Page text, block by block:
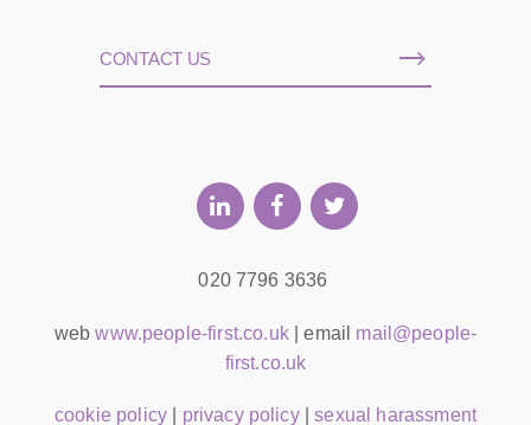
CONTACT US
020 7796 3636
webwww.people-first.co.uk| email mail@people-
first.co.uk
cookie policy privacy policy|sexual harassment